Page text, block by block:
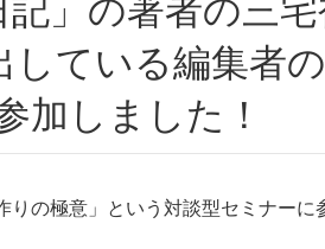
している編集者
加しました！
の極意」という対談型セミナーに